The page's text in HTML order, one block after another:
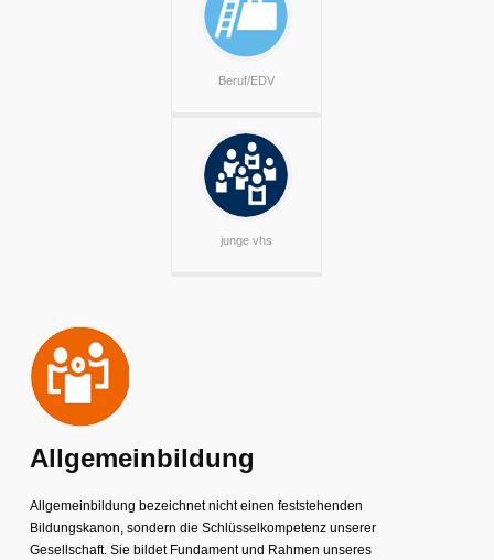
Beruf/EDV
junge vhs
Allgemeinbildung
Allgemeinbildung bezeichnet nicht einen feststehenden
Bildungskanon, sondern die Schlüsselkompetenz unserer
Gesellschaft. Sie bildet Fundament und Rahmen unseres